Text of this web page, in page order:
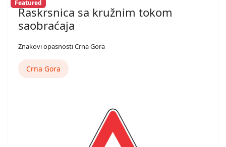
Featured
Raskrsnica sa kružnim tokom
saobraćaja
Znakovi opasnosti Crna Gora
Crna Gora